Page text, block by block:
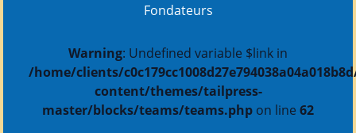
Fondateurs
Warning: Undefined variable $link in
/home/clients/
content/themes/tailpress-
master/blocks/teams/teams.php on line 62